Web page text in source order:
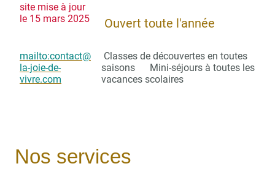
site mise à jour
le 15 mars 2025
Ouvert toute l'année
mailto:contact@
la-joie-de-
vivre.com
Classes de découvertes en toutes
saisons Mini-séjours à toutes les
vacances scolaires
Nos services